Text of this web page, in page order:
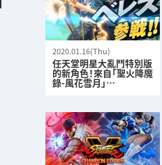
2020.01.16(Thu)
任天堂明星大亂鬥特別版
的新角色！來自「聖火降魔
錄-風花雪月」…